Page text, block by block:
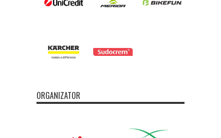
ORGANIZATOR